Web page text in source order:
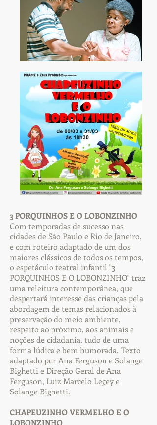
3 PORQUINHOS E O LOBONZINHO
Com temporadas de sucesso nas
cidades de São Paulo e Rio de Janeiro,
e com roteiro adaptado de um dos
maiores clássicos de todos os tempos,
o espetáculo teatral infantil "3
PORQUINHOS E O LOBONZINHO" traz
uma releitura contemporânea, que
despertará interesse das crianças pela
abordagem de temas relacionados à
preservação do meio ambiente,
respeito ao próximo, aos animais e
noções de cidadania, tudo de uma
forma lúdica e bem humorada. Texto
adaptado por Ana Ferguson e Solange
Bighetti e Direção Geral de Ana
Ferguson, Luiz Marcelo Legey e
Solange Bighetti.
CHAPEUZINHO VERMELHO E O
LOBONZINHO